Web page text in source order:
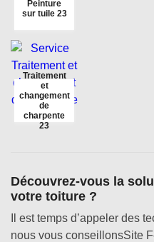
Peinture
sur tuile 23
Traitement
et
changement
de
charpente
23
Découvrez-vous la
votre toiture ?
Il est temps d’appeler des
nous vous conseillonsSite